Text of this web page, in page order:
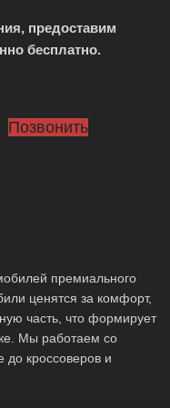
предоставим
бесплатно.
Позвонить
премиального
ценятся за комфорт,
часть, что формирует
Мы работаем со
кроссоверов и